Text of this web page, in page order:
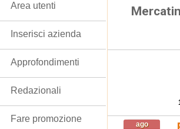
ago
Area utenti
Inserisci azienda
Approfondimenti
Redazionali
Fare promozione